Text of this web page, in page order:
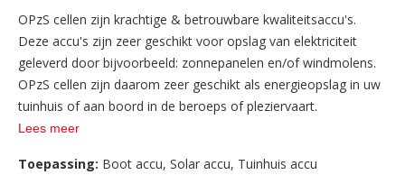
OPzS cellen zijn krachtige & betrouwbare kwaliteitsaccu's.
Deze accu's zijn zeer geschikt voor opslag van elektriciteit
geleverd door bijvoorbeeld: zonnepanelen en/of windmolens.
OPzS cellen zijn daarom zeer geschikt als energieopslag in uw
tuinhuis of aan boord in de beroeps of pleziervaart.
Lees meer
Toepassing: Boot accu, Solar accu, Tuinhuis accu